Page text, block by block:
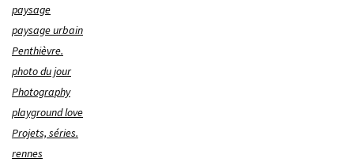
paysage
paysage urbain
Penthièvre.
photo du jour
Photography
playground love
Projets, séries.
rennes